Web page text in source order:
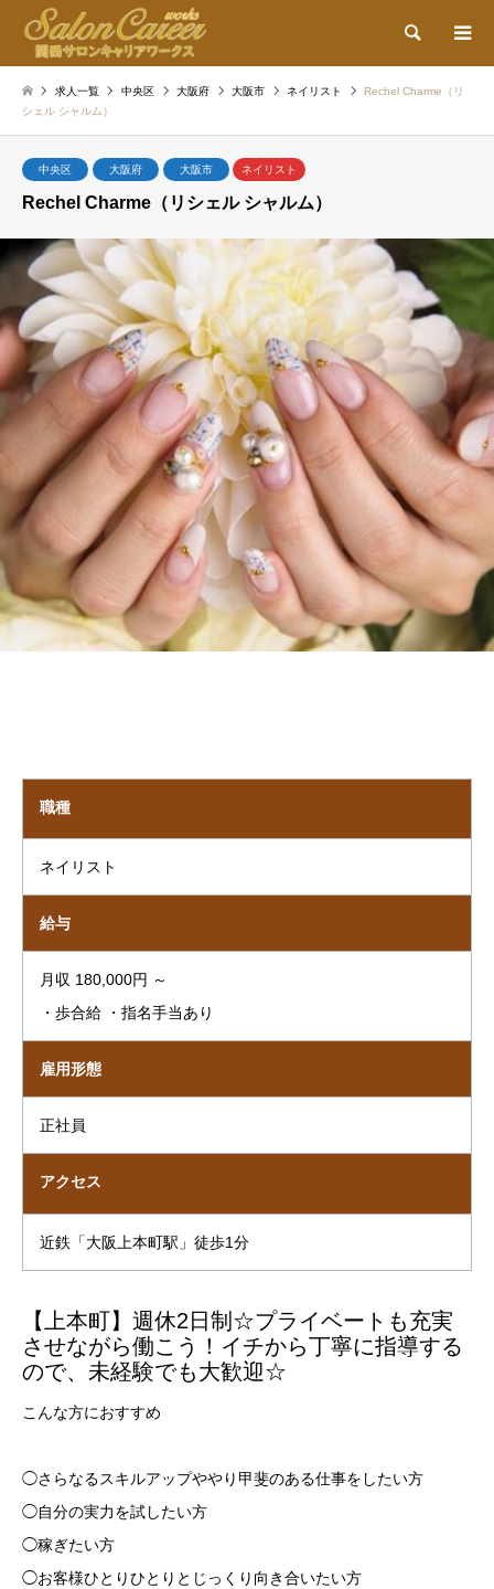
検索
求人一覧 中央区 大阪府 大阪市 ネイリスト
Rechel Charme（リ
シェル シャルム）
中央区 大阪府 大阪市 ネイリスト
Rechel Charme（リシェル シャルム）
職種
ネイリスト
給与
月収 180,000円 ～
・歩合給 ・指名手当あり
雇用形態
正社員
アクセス
近鉄「大阪上本町駅」徒歩1分
【上本町】週休2日制☆プライベートも充実
させながら働こう！イチから丁寧に指導する
ので、未経験でも大歓迎☆
こんな方におすすめ
◯さらなるスキルアップややり甲斐のある仕事をしたい方
◯自分の実力を試したい方
◯稼ぎたい方
◯お客様ひとりひとりとじっくり向き合いたい方